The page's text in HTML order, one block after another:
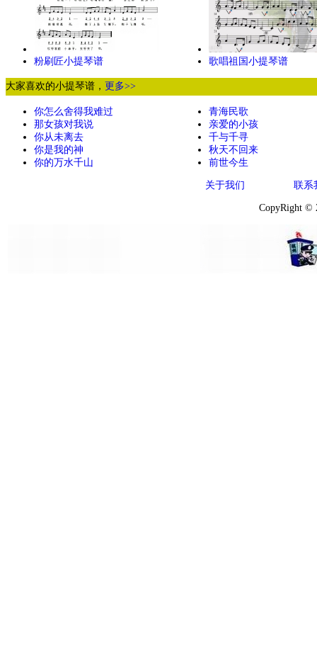
粉刷匠小提琴谱 歌唱祖国小提琴谱
大家喜欢的小提琴谱， 更多>>
你怎么舍得我难过
那女孩对我说
你从未离去
你是我的神
你的万水千山
青海民歌
亲爱的小孩
千与千寻
秋天不回来
前世今生
关于我们 联系
CopyRight ©